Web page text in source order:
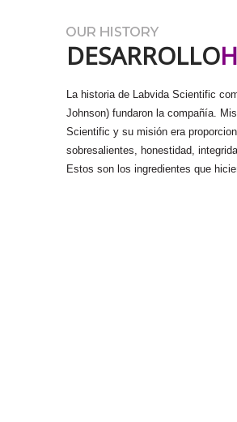
DESARROLLO
La historia de Labvida Scientific
Johnson) fundaron la compañía.
Scientific y su misión era
sobresalientes, honestidad,
Estos son los ingredientes que